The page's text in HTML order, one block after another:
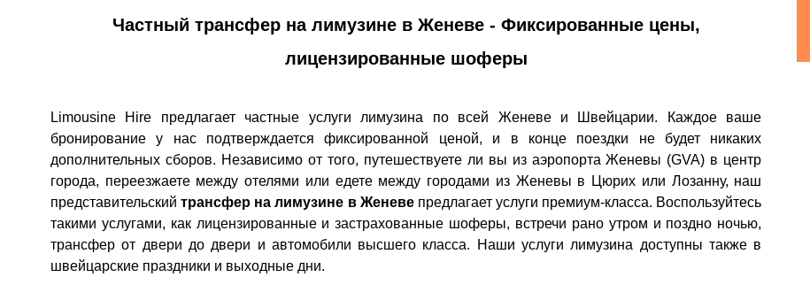
Частный трансфер на лимузине в Женеве - Фиксированные цены,
лицензированные шоферы
Limousine Hire предлагает частные услуги лимузина по всей Женеве и Швейцарии. Каждое ваше
бронирование у нас подтверждается фиксированной ценой, и в конце поездки не будет никаких
дополнительных сборов. Независимо от того, путешествуете ли вы из аэропорта Женевы (GVA) в центр
города, переезжаете между отелями или едете между городами из Женевы в Цюрих или Лозанну, наш
представительскийтрансфер на лимузине в Женеве предлагает услуги премиум-класса. Воспользуйтесь
такими услугами, как лицензированные и застрахованные шоферы, встречи рано утром и поздно ночью,
трансфер от двери до двери и автомобили высшего класса. Наши услуги лимузина доступны также в
швейцарские праздники и выходные дни.